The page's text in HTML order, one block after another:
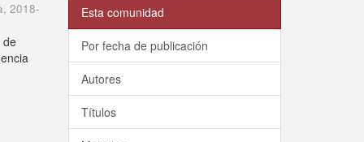
,2018-
de
Esta comunidad
Por fecha de publicación
Autores
Títulos